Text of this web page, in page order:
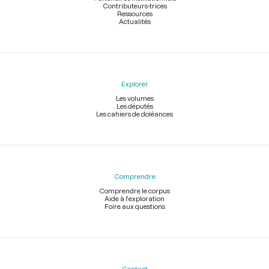
Contributeurs-trices
Ressources
Actualités
Explorer
Les volumes
Les députés
Les cahiers de doléances
Comprendre
Comprendre le corpus
Aide à l'exploration
Foire aux questions